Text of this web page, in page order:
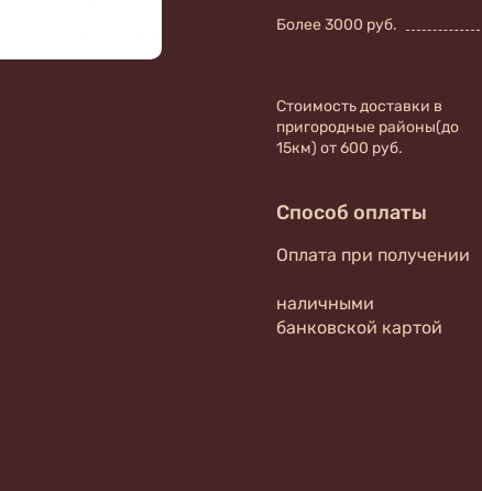
Более 3000 руб.
Стоимость доставки в
пригородные районы(до
15км) от 600 руб.
Способ оплаты
Оплата при получении
наличными
банковской картой